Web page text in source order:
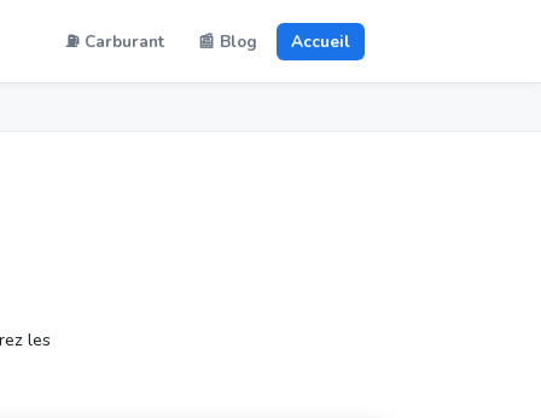
⛽ Carburant 📰 Blog Accueil
les